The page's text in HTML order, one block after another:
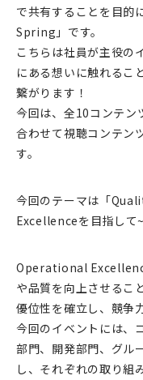
で共有することを目的
Spring」です。
こちらは社員が主役の
にある想いに触れるこ
繋がります！
今回は、全10コンテン
合わせて視聴コンテン
す。
今回のテーマは「
Excellenceを目指して~
Operational
や品質を向上させるこ
優位性を確立し、競争
今回のイベントには、
部門、開発部門、グル
し、それぞれの取り組